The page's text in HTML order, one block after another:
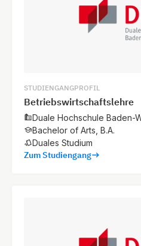
STUDIENGANGPROFIL
Betriebswirtschaftslehre
Duale Hochschule Baden-
Bachelor of Arts, B.A.
Duales Studium
Zum Studiengang